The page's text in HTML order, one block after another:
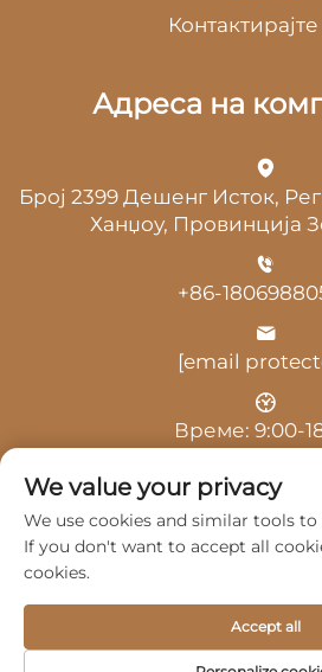
Адреса на
Број 2399 Дешенг Исток,
Ханџоу, Провинција
+86-
[email
Време: 9:00-
Automobile Service Co., Ltd. -
Производи Сервис
We value your privacy
We use cookies and similar tools
If you don't want to accept all
cookies.
Accept all